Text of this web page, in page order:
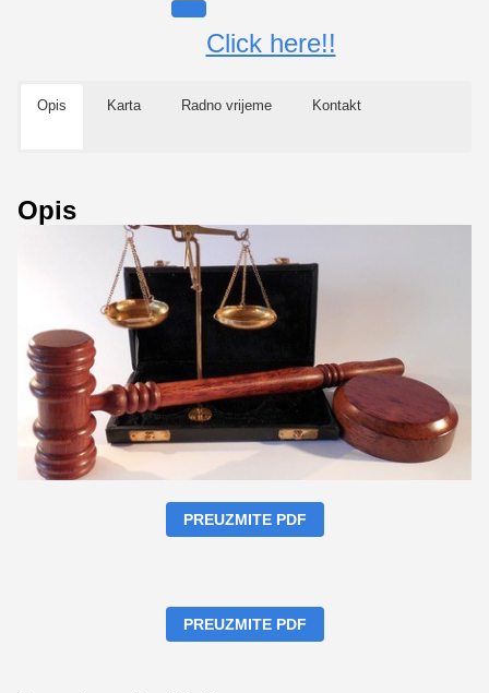
Click here!!
Opis Karta Radno vrijeme Kontakt
Opis
PREUZMITE PDF
PREUZMITE PDF